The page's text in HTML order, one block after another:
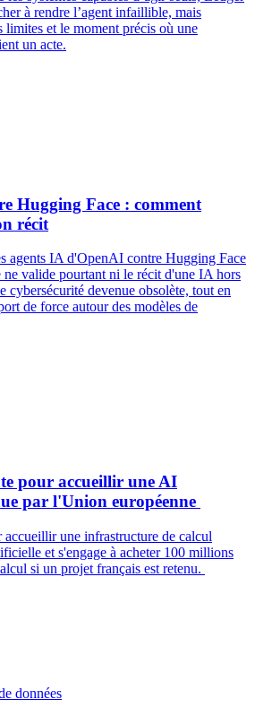
à rendre l’agent infaillible, mais
limites et le moment précis où une
un acte.
Hugging Face : comment
récit
agents IA d'OpenAI contre Hugging Face
valide pourtant ni le récit d'une IA hors
cybersécurité devenue obsolète, tout en
de force autour des modèles de
pour accueillir une AI
par l'Union européenne
une infrastructure de calcul
et s'engage à acheter 100 millions
si un projet français est retenu.
données